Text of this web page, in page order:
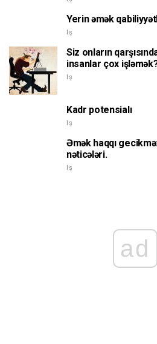
Yerin əmək
Iş
Siz onların
insanlar çox
Iş
Kadr potensialı
Iş
Əmək haqqı
nəticələri.
Iş
ad